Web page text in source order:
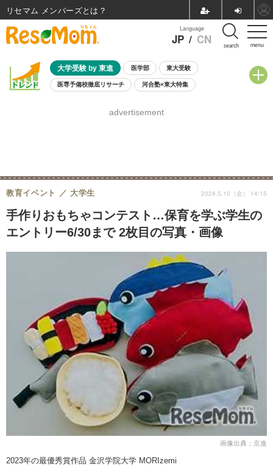
menu
Language
JP / CN search
大学受験 by 東進 医学部 東大受験
医専予備校徹底リサーチ 河合塾×東大特集
8月開催学校説明会・相談会
advertisement
手作りおもちゃコンテスト…保育を学ぶ学生の
エントリー6/30まで 2枚目の写真・画像
教育イベント 大学生 2024.5.10（金） 14:15
画像出典：京進
2023年の最優秀賞作品 金沢学院大学 MORIzemi
リセマム メンバーズ